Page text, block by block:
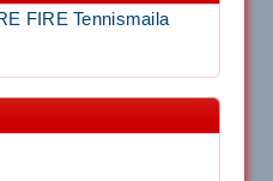
FIRE Tennismaila